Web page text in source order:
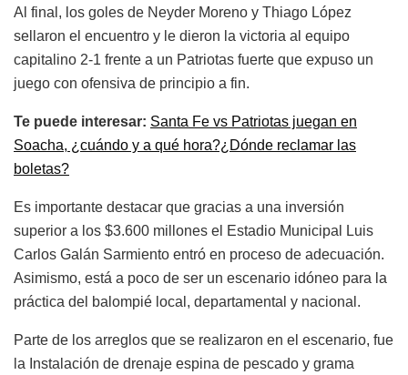
Al final, los goles de Neyder Moreno y Thiago López
sellaron el encuentro y le dieron la victoria al equipo
capitalino 2-1 frente a un Patriotas fuerte que expuso un
juego con ofensiva de principio a fin.
Te puede interesar: Santa Fe vs Patriotas juegan en
Soacha, ¿cuándo y a qué hora?¿Dónde reclamar las
boletas?
Es importante destacar que gracias a una inversión
superior a los $3.600 millones el Estadio Municipal Luis
Carlos Galán Sarmiento entró en proceso de adecuación.
Asimismo, está a poco de ser un escenario idóneo para la
práctica del balompié local, departamental y nacional.
Parte de los arreglos que se realizaron en el escenario, fue
la Instalación de drenaje espina de pescado y grama